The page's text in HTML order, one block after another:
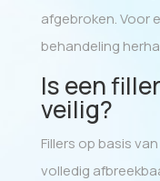
afgebroken. Voor
behandeling
Is een
veilig?
Fillers op basis
volledig